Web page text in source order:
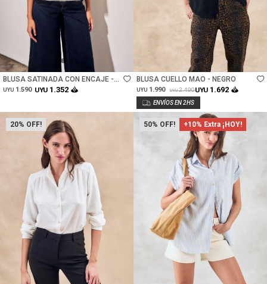
Talle
BLUSA SATINADA CON ENCAJE -
MULTI
UYU 1.590 UYU 1.352
BLUSA CUELLO MAO - NEGRO
UYU 1.990 UYU 2.490UYU 1.692
20 50 +10% Extra ¡HOY!